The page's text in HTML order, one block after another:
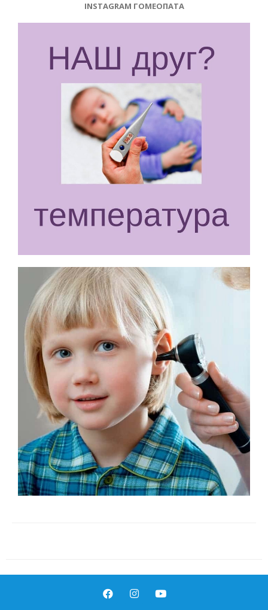
INSTAGRAM ГОМЕОПАТА